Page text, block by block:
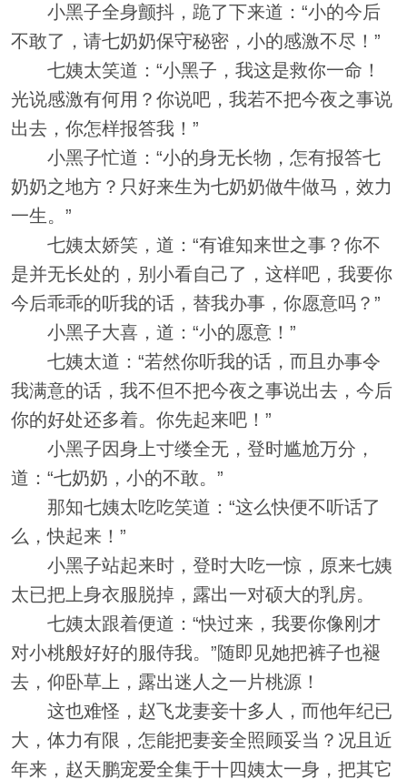
小黑子全身颤抖，跪了下来道：“小的今后
不敢了，请七奶奶保守秘密，小的感激不尽！”
七姨太笑道：“小黑子，我这是救你一命！
光说感激有何用？你说吧，我若不把今夜之事说
出去，你怎样报答我！”
小黑子忙道：“小的身无长物，怎有报答七
奶奶之地方？只好来生为七奶奶做牛做马，效力
一生。”
七姨太娇笑，道：“有谁知来世之事？你不
是并无长处的，别小看自己了，这样吧，我要你
今后乖乖的听我的话，替我办事，你愿意吗？”
小黑子大喜，道：“小的愿意！”
七姨太道：“若然你听我的话，而且办事令
我满意的话，我不但不把今夜之事说出去，今后
你的好处还多着。你先起来吧！”
小黑子因身上寸缕全无，登时尴尬万分，
道：“七奶奶，小的不敢。”
那知七姨太吃吃笑道：“这么快便不听话了
么，快起来！”
小黑子站起来时，登时大吃一惊，原来七姨
太已把上身衣服脱掉，露出一对硕大的乳房。
七姨太跟着便道：“快过来，我要你像刚才
对小桃般好好的服侍我。”随即见她把裤子也褪
去，仰卧草上，露出迷人之一片桃源！
这也难怪，赵飞龙妻妾十多人，而他年纪已
大，体力有限，怎能把妻妾全照顾妥当？况且近
年来，赵天鹏宠爱全集于十四姨太一身，把其它